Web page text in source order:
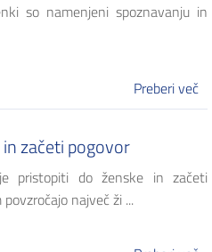
so namenjeni spoznavanju in
Preberi več
začeti pogovor
pristopiti do ženske in začeti
največ ži ...